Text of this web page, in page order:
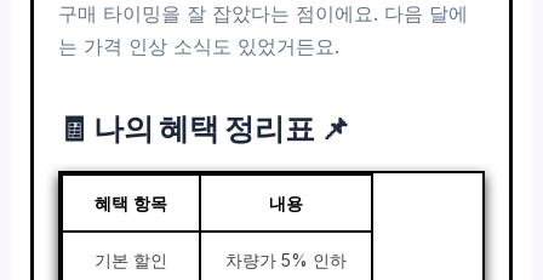
구매 타이밍을 잘 잡았다는 점이에요. 다음 달에
는 가격 인상 소식도 있었거든요.
🧾 나의 혜택 정리표 📌
혜택 항목 내용
기본 할인 차량가 5% 인하